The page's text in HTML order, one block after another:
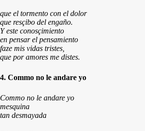
que el tormento con el dolor
que resçibo del engaño.
Y este conosçimiento
en pensar el pensamiento
faze mis vidas tristes,
que por amores me distes.
4. Commo no le andare yo
Commo no le andare yo
mesquina
tan desmayada